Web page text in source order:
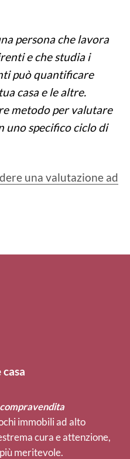
persona che lavora
e che studia i
può quantificare
casa e le altre.
metodo per valutare
uno specifico ciclo di
una valutazione ad
immobili ad alto
cura e attenzione,
meritevole.